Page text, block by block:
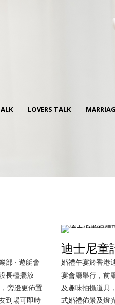
Apartment
LOVERS TALK
部 ‧ 遊艇會
長檯擺放
旁邊更佈置
到場可即時
迪士尼童
婚禮午宴於香港
宴會廳舉行，前
及趣味拍攝道具
式婚禮佈景及燈